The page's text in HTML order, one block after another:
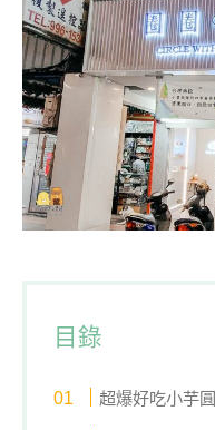
目錄
超爆好吃小芋圓